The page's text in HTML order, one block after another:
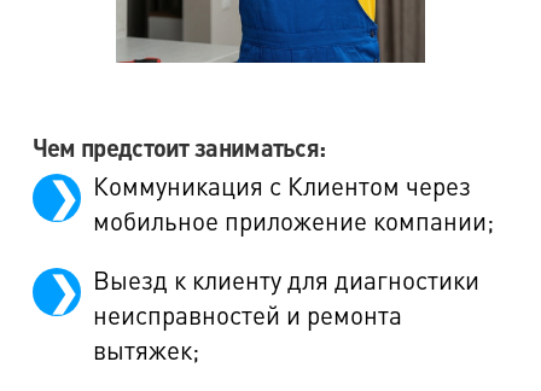
Чем предстоит заниматься:
Коммуникация с Клиентом через
мобильное приложение компании;
Выезд к клиенту для диагностики
неисправностей и ремонта
вытяжек;